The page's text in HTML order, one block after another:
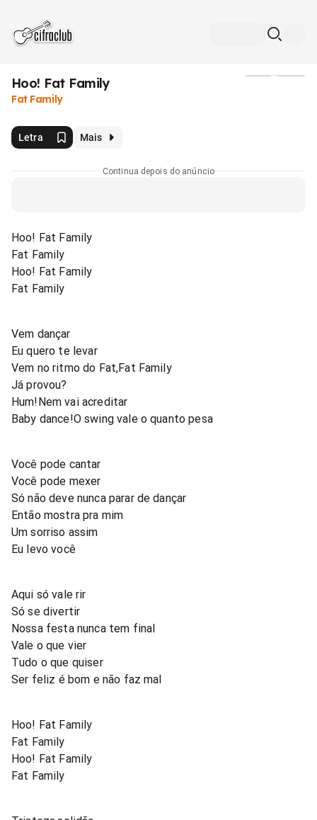
Hoo! Fat Family
Fat Family
Letra Mais
Continua depois do anúncio
Hoo! Fat Family
Fat Family
Hoo! Fat Family
Fat Family
Vem dançar
Eu quero te levar
Vem no ritmo do Fat,Fat Family
Já provou?
Hum!Nem vai acreditar
Baby dance!O swing vale o quanto pesa
Você pode cantar
Você pode mexer
Só não deve nunca parar de dançar
Então mostra pra mim
Um sorriso assim
Eu levo você
Aqui só vale rir
Só se divertir
Nossa festa nunca tem final
Vale o que vier
Tudo o que quiser
Ser feliz é bom e não faz mal
Hoo! Fat Family
Fat Family
Hoo! Fat Family
Fat Family